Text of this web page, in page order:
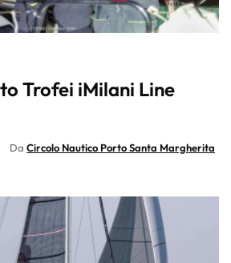
Trofei iMilani Line
Da Circolo Nautico Porto Santa Margherita